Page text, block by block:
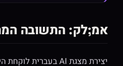
אמ;לק: התשובה